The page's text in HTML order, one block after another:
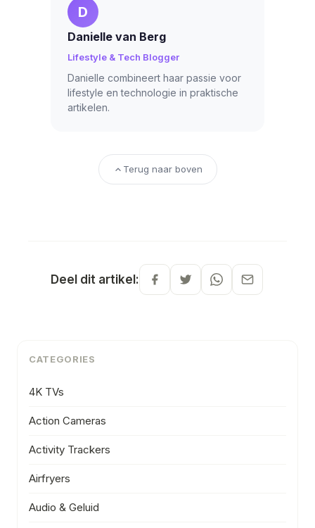
D
Danielle van Berg
Lifestyle & Tech Blogger
Danielle combineert haar passie voor
lifestyle en technologie in praktische
artikelen.
Terug naar boven
Deel dit artikel:
CATEGORIES
4K TVs
Action Cameras
Activity Trackers
Airfryers
Audio & Geluid